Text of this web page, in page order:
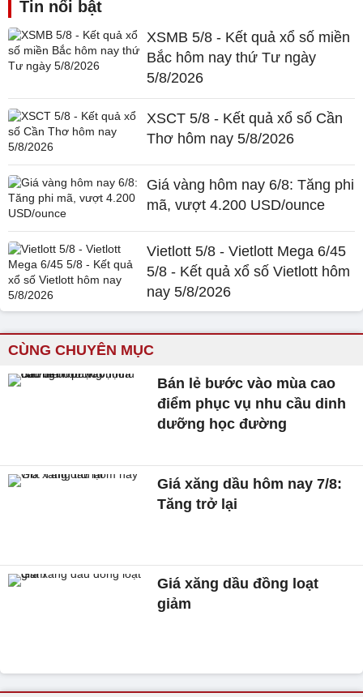
Tin nổi bật
XSMB 5/8 - Kết quả xổ số miền
Bắc hôm nay thứ Tư ngày
5/8/2026
XSCT 5/8 - Kết quả xổ số Cần
Thơ hôm nay 5/8/2026
Giá vàng hôm nay 6/8: Tăng phi
mã, vượt 4.200 USD/ounce
Vietlott 5/8 - Vietlott Mega 6/45
5/8 - Kết quả xổ số Vietlott hôm
nay 5/8/2026
CÙNG CHUYÊN MỤC
Bán lẻ bước vào mùa cao
điểm phục vụ nhu cầu dinh
dưỡng học đường
Giá xăng dầu hôm nay 7/8:
Tăng trở lại
Giá xăng dầu đồng loạt
giảm